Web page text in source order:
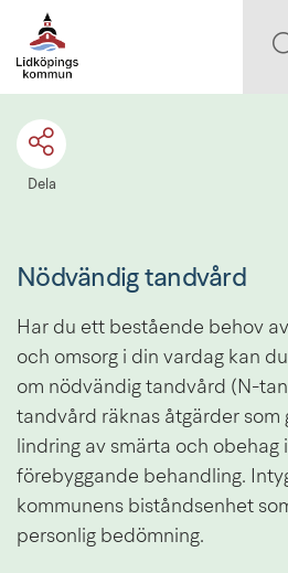
Dela
Nödvändig tandvård
Har du ett bestående behov
och omsorg i din vardag kan
om nödvändig tandvård (N-
tandvård räknas åtgärder som
lindring av smärta och obehag
förebyggande behandling.
kommunens biståndsenhet
personlig bedömning.